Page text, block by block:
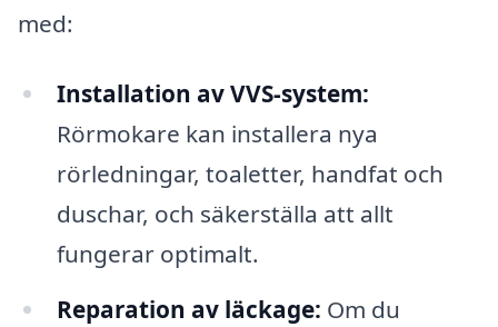
med:
Installation av VVS-system:
Rörmokare kan installera nya
rörledningar, toaletter, handfat och
duschar, och säkerställa att allt
fungerar optimalt.
Reparation av läckage: Om du